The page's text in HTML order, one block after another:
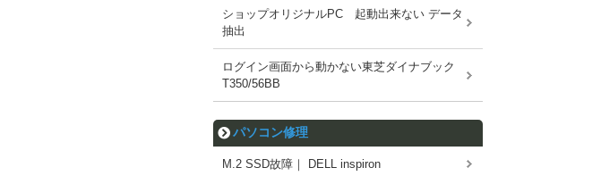
ショップオリジナルPC 起動出来ない データ
抽出
ログイン画面から動かない東芝ダイナブック
T350/56BB
パソコン修理
M.2 SSD故障｜ DELL inspiron